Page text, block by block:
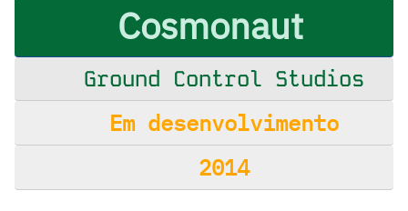
Cosmonaut
Ground Control Studios
Em desenvolvimento
2014